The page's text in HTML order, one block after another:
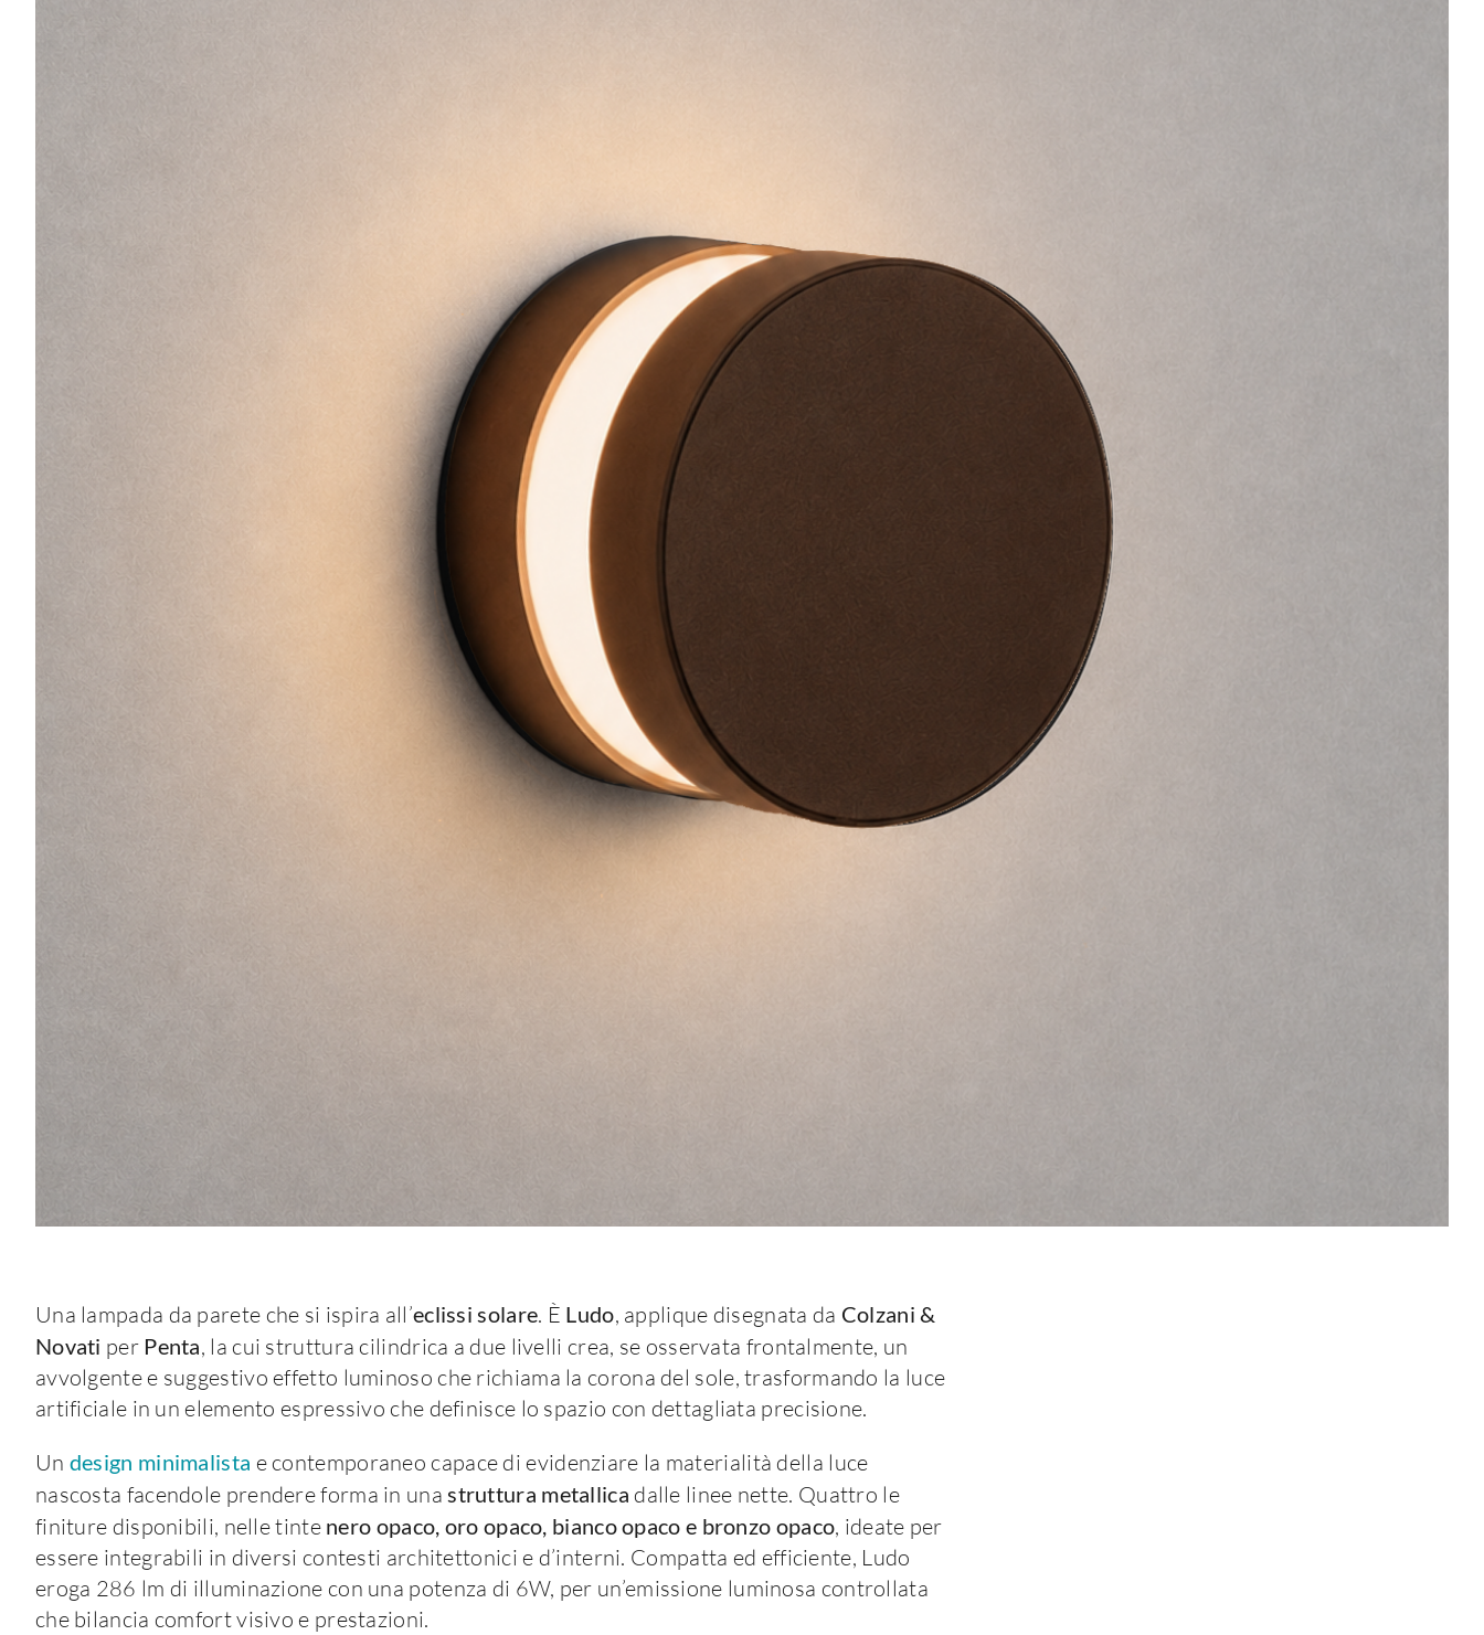
Una lampada da parete che si ispira all’eclissi solare. È Ludo, applique disegnata da Colzani &
Novati per Penta, la cui struttura cilindrica a due livelli crea, se osservata frontalmente, un
avvolgente e suggestivo effetto luminoso che richiama la corona del sole, trasformando la luce
artificiale in un elemento espressivo che definisce lo spazio con dettagliata precisione.
Un design minimalista e contemporaneo capace di evidenziare la materialità della luce
nascosta facendole prendere forma in unastruttura metallica dalle linee nette. Quattro le
finiture disponibili, nelle tinte nero opaco, oro opaco, bianco opaco e bronzo opaco, ideate per
essere integrabili in diversi contesti architettonici e d’interni. Compatta ed efficiente, Ludo
eroga 286 lm di illuminazione con una potenza di 6W, per un’emissione luminosa controllata
che bilancia comfort visivo e prestazioni.